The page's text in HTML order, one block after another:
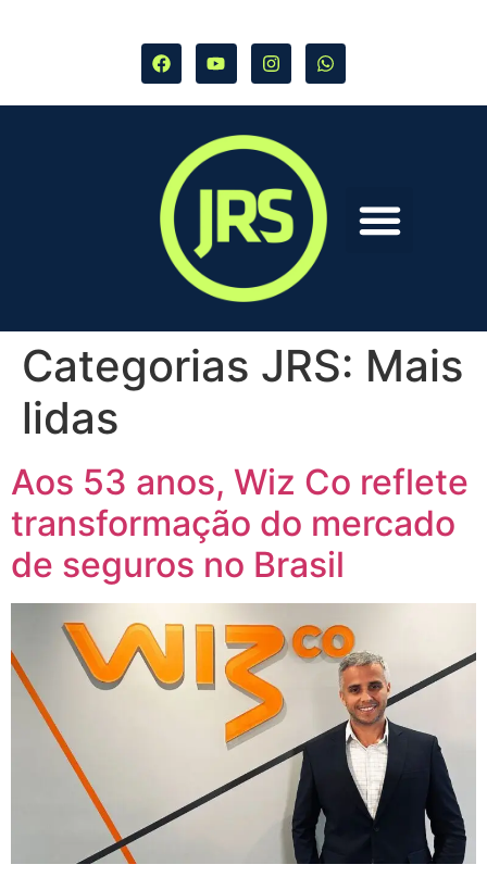
Categorias JRS: Mais
lidas
Aos 53 anos, Wiz Co reflete
transformação do mercado
de seguros no Brasil